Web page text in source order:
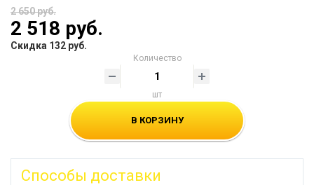
2 650 руб.
2 518 руб.
Скидка 132 руб.
Количество
шт
В КОРЗИНУ
Способы доставки